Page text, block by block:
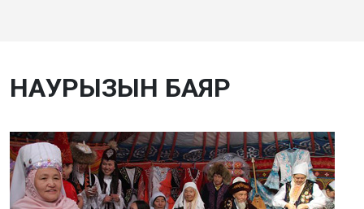
НАУРЫЗЫН БАЯР